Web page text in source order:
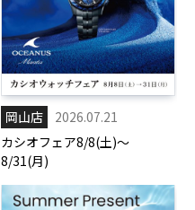
岡山店
2026.07.21
カシオフェア8/8(土)～
8/31(月)